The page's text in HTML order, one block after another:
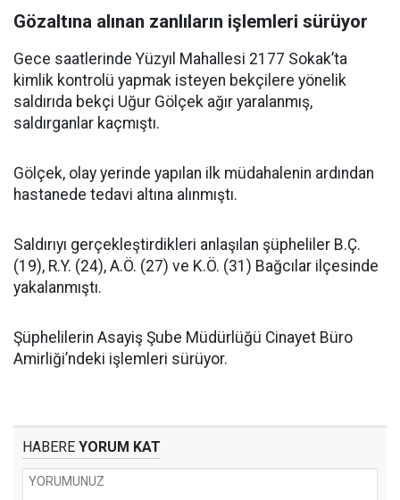
Gözaltına alınan zanlıların işlemleri sürüyor
Gece saatlerinde Yüzyıl Mahallesi 2177 Sokak’ta
kimlik kontrolü yapmak isteyen bekçilere yönelik
saldırıda bekçi Uğur Gölçek ağır yaralanmış,
saldırganlar kaçmıştı.
Gölçek, olay yerinde yapılan ilk müdahalenin ardından
hastanede tedavi altına alınmıştı.
Saldırıyı gerçekleştirdikleri anlaşılan şüpheliler B.Ç.
(19), R.Y. (24), A.Ö. (27) ve K.Ö. (31) Bağcılar ilçesinde
yakalanmıştı.
Şüphelilerin Asayiş Şube Müdürlüğü Cinayet Büro
Amirliği’ndeki işlemleri sürüyor.
HABERE YORUM KAT